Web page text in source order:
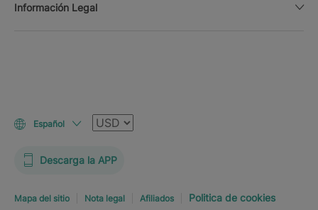
Información Legal
Español Moneda
Descarga la APP
Mapa del sitio Nota legal Afiliados Politica de cookies